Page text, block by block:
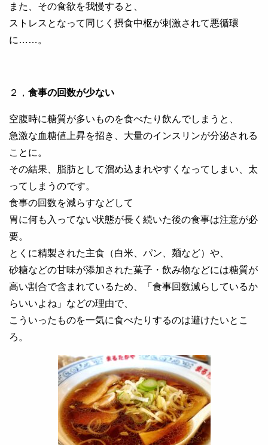
また、その食欲を我慢すると、
ストレスとなって同じく摂食中枢が刺激されて悪循環
に……。
２， 食事の回数が少ない
空腹時に糖質が多いものを食べたり飲んでしまうと、
急激な血糖値上昇を招き、大量のインスリンが分泌される
ことに。
その結果、脂肪として溜め込まれやすくなってしまい、太
ってしまうのです。
食事の回数を減らすなどして
胃に何も入ってない状態が長く続いた後の食事は注意が必
要。
とくに精製された主食（白米、パン、麺など）や、
砂糖などの甘味が添加された菓子・飲み物などには糖質が
高い割合で含まれているため、「食事回数減らしているか
らいいよね」などの理由で、
こういったものを一気に食べたりするのは避けたいとこ
ろ。